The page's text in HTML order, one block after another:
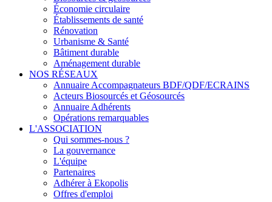
Économie circulaire
Établissements de santé
Rénovation
Urbanisme & Santé
Bâtiment durable
Aménagement durable
NOS RÉSEAUX
Annuaire Accompagnateurs BDF/QDF/ECRAINS
Acteurs Biosourcés et Géosourcés
Annuaire Adhérents
Opérations remarquables
L'ASSOCIATION
Qui sommes-nous ?
La gouvernance
L'équipe
Partenaires
Adhérer à Ekopolis
Offres d'emploi